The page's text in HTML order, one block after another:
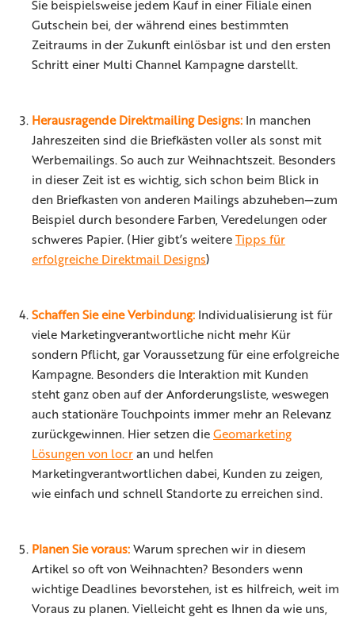
Sie beispielsweise jedem Kauf in einer Filiale einen
Gutschein bei, der während eines bestimmten
Zeitraums in der Zukunft einlösbar ist und den ersten
Schritt einer Multi Channel Kampagne darstellt.
Herausragende Direktmailing Designs: In manchen
Jahreszeiten sind die Briefkästen voller als sonst mit
Werbemailings. So auch zur Weihnachtszeit. Besonders
in dieser Zeit ist es wichtig, sich schon beim Blick in
den Briefkasten von anderen Mailings abzuheben—zum
Beispiel durch besondere Farben, Veredelungen oder
schweres Papier. (Hier gibt’s weitereTipps für
erfolgreiche Direktmail Designs)
Schaffen Sie eine Verbindung: Individualisierung ist für
viele Marketingverantwortliche nicht mehr Kür
sondern Pflicht, gar Voraussetzung für eine erfolgreiche
Kampagne. Besonders die Interaktion mit Kunden
steht ganz oben auf der Anforderungsliste, weswegen
auch stationäre Touchpoints immer mehr an Relevanz
zurückgewinnen. Hier setzen dieGeomarketing
Lösungen von locran und helfen
Marketingverantwortlichen dabei, Kunden zu zeigen,
wie einfach und schnell Standorte zu erreichen sind.
Planen Sie voraus:Warum sprechen wir in diesem
Artikel so oft von Weihnachten? Besonders wenn
wichtige Deadlines bevorstehen, ist es hilfreich, weit im
Voraus zu planen. Vielleicht geht es Ihnen da wie uns,